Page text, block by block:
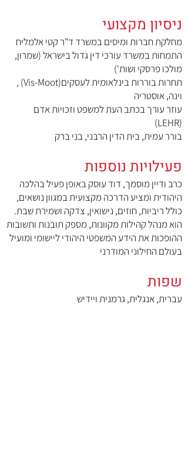
ניסיון מקצועי
מחלקת חברות ומיסים במשרד ד"ר קטי אלמליח
התמחות במשרד עורכי דין גדול בישראל (שמרון,
מולכו פרסקי ושות')
תחרות בוררות בינלאומית לעסקים(Vis-Moot) ,
וינה, אוסטריה
עוזר עורך בכתב העת למשפט וזכויות אדם
(LEHR)
בורר עמית, בית הדין הרבני, בני ברק
פעילויות נוספות
כרב ודיין מוסמך, דוד עוסק באופן פעיל בהלכה
היהודית ומציע הדרכה מקצועית במגוון נושאים,
כולל ריביות, חוזים, נישואין, צדקה ושמירת שבת.
הוא מנהל קהילות מקוונות, מספק תובנות ותשובות
ההופכות את הידע המשפטי היהודי ליישומי ומועיל
בעולם החילוני המודרני
שפות
עברית, אנגלית, גרמנית ויידיש